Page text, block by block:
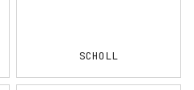
SCHOLL